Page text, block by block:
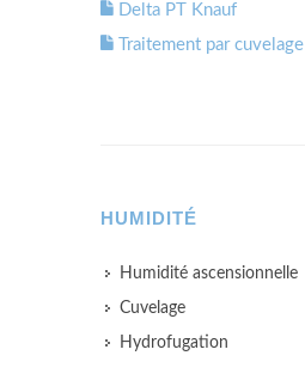
Delta PT Knauf
Traitement par cuvelage
HUMIDITÉ
Humidité ascensionnelle
Cuvelage
Hydrofugation